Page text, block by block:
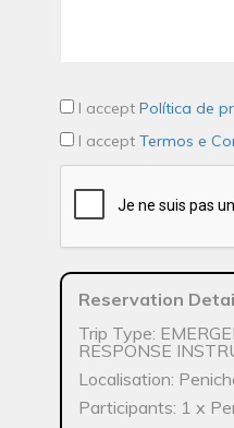
I accept Política de
I accept Termos e
Reservation
Trip Type:
RESPONSE
Localisation:
Participants: 1 x